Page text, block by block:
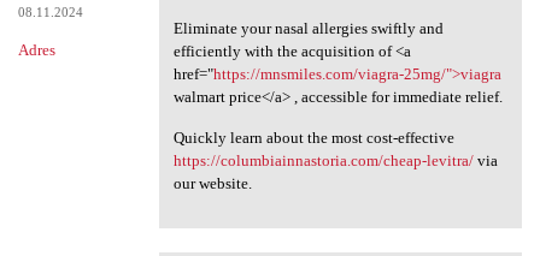
08.11.2024
Adres
Eliminate your nasal allergies swiftly and
efficiently with the acquisition of <a
href="https://mnsmiles.com/viagra-25mg/">viagra
walmart price</a> , accessible for immediate relief.
Quickly learn about the most cost-effective
https://columbiainnastoria.com/cheap-levitra/via
our website.